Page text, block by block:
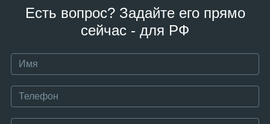
Есть вопрос? Задайте его прямо
сейчас - для РФ